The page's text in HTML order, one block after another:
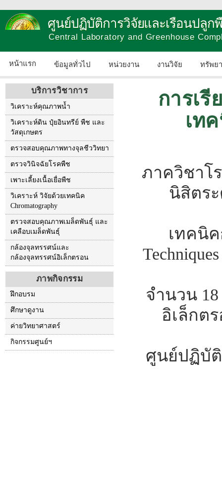
ศูนย์ปฏิบัติการวิจัยและเรือนปลูก
Central Laboratory and Greenhouse
หน้าแรก ข้อมูลทั่วไป หน่วยงาน งานวิจัย ทรัพย
บริการวิชาการ
วิเคราะห์คุณภาพน้ำ
วิเคราะห์ดิน ปุ๋ยอินทรีย์ พืช และ
วัสดุเกษตร
ตรวจสอบคุณภาพทางจุลชีววิทยา
ตรวจวินิจฉัยโรคพืช
เพาะเลี้ยงเนื้อเยื่อพืช
วิเคราะห์ วิจัยด้วยเทคนิค
Chromatography
ตรวจสอบคุณภาพเมล็ดพันธุ์ และ
เคลือบเมล็ดพันธุ์
กล้องจุลทรรศน์และ
กล้องจุลทรรศน์อิเล็กตรอน
ภาพกิจกรรม
ฝึกอบรม
ศึกษาดูงาน
ค่ายวิทยาศาสตร์
กิจกรรมศูนย์ฯ
การเรี
เท
ภาควิชาโ
นิสิตร
เทคนิค
จำนวน
อิเล็กต
ศูนย์ปฏิบั